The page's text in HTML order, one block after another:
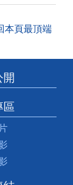
本頁最頂端
開
區